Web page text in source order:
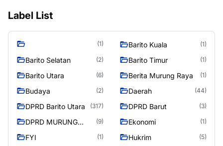
Label List
(1) Barito Kuala (1)
Barito Selatan (2) Barito Timur (1)
Barito Utara (6) Berita Murung Raya (1)
Budaya (2) Daerah (44)
DPRD Barito Utara (317) DPRD Barut (3)
DPRD MURUNG
(9) Ekonomi (1)
FYI (1) Hukrim (5)